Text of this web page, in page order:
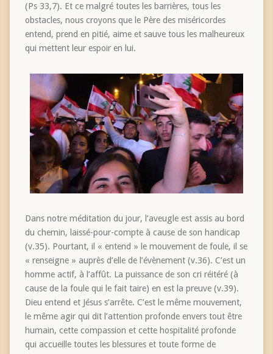
(Ps 33,7). Et ce malgré toutes les barrières, tous les
obstacles, nous croyons que le Père des miséricordes
entend, prend en pitié, aime et sauve tous les malheureux
qui mettent leur espoir en lui.
Dans notre méditation du jour, l’aveugle est assis au bord
du chemin, laissé-pour-compte à cause de son handicap
(v.35). Pourtant, il « entend » le mouvement de foule, il se
« renseigne » auprès d’elle de l’évènement (v.36). C’est un
homme actif, à l’affût. La puissance de son cri réitéré (à
cause de la foule qui le fait taire) en est la preuve (v.39).
Dieu entend et Jésus s’arrête. C’est le même mouvement,
le même agir qui dit l’attention profonde envers tout être
humain, cette compassion et cette hospitalité profonde
qui accueille toutes les blessures et toute forme de